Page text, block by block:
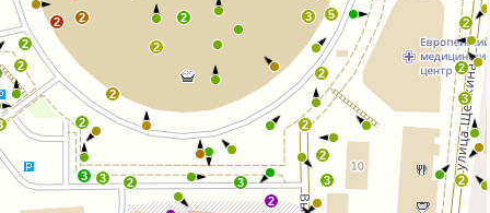
5
2
3
2
3 2
2
2
2
3
2
2
2
2
3
2
2
3 3
3
2
2
2 2